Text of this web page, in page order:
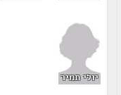
יולי תמיר